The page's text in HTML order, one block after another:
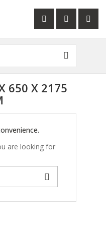
650 X 2175 M
are looking for